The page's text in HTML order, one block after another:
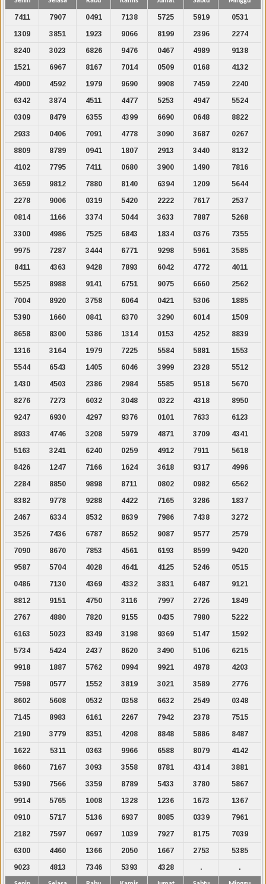
7411 7907 0491 7138 5725 5919
0531
1309
3851 1923 9066 8199 2396
2274
8240
3023 6826 9476 0467 4989
9138
1521
6967 8167 7014 0509 0168
4132
4900
4592 1979 9690 9908 7459
2240
6342
3874 4511 4477 5253 4947
5524
0309
8479 6355 4399 6690 0648
8822
2933
0406 7091 4778 3090 3687
0267
8809
8789 0941 1807 2913 3440
8132
4102
7795 7411 0680 3900 1490
7816
3659
9812 7880 8140 6394 1209
5644
2278
9006 0319 5420 2222 7617
2537
0814
1166 3374 5044 3633 7887
5268
3300
4986 7525 6843 1834 0376
7355
9975
7287 3444 6771 9298 5961
3585
8411
4363 9428 7893 6042 4772
4011
5525
8988 9141 6751 9075 6660
2562
7004
8920 3758 6064 0421 5306
1885
5390
1660 0841 6370 3290 6014
1509
8658
8300 5386 1314 0153 4252
8839
1316
3164 1979 7225 5584 5881
1553
5544
6543 1405 6046 3999 2328
5512
1430
4503 2386 2984 5585 9518
5670
8276
7273 6032 3048 0322 4318
8950
9247
6930 4297 9376 0101 7633
6123
8933
4746 3208 5979 4871 3709
4341
5163
3241 6240 0259 4912 7911
5618
8426
1247 7166 1624 3618 9317
4996
2284
8850 9898 8711 0802 0982
6562
8382
9778 9288 4422 7165 3286
1837
2467
6334 8532 8639 7986 7438
3272
3526
7436 6787 8652 9087 9577
2579
7090
8670 7853 4561 6193 8599
9420
9587
5704 4028 4641 4125 5246
0515
0486
7130 4369 4332 3831 6487
9121
8812
9151 4750 3116 7997 2726
1849
2767
4880 7820 9155 0435 7980
5222
6163
5023 8349 3198 9369 5147
1592
5734
5424 2437 8620 3490 5106
6215
9918
1887 5762 0994 9921 4978
4203
7598
0577 1552 3819 3021 3589
2776
8602
5608 0532 0358 6632 2549
0348
7145
8983 6161 2267 7942 2378
7515
2190
3779 8351 4208 8848 5886
8487
1622
5311 0363 9966 6588 8079
4142
8660
7167 3093 3558 8781 4314
3881
5390
7566 3359 8789 5433 3780
5867
9914
5765 1008 1328 1236 1673
1367
0910
5717 5136 6937 8085 0339
7961
2182
7597 0697 1039 7927 8175
7039
6300
4460 1366 2050 1667 2753
5385
9023
4813 7346 5393 4328 . .